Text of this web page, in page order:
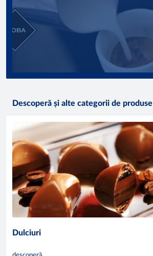
Descoperă și alte categorii de produse
Dulciuri